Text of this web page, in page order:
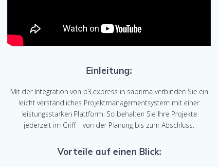
Einleitung:
Mit der Integration von p3.express in saprima verbinden Sie ein
leicht verständliches Projektmanagementsystem mit einer
leistungsstarken Plattform. So behalten Sie Ihre Projekte
jederzeit im Griff – von der Planung bis zum Abschluss.
Vorteile auf einen Blick: